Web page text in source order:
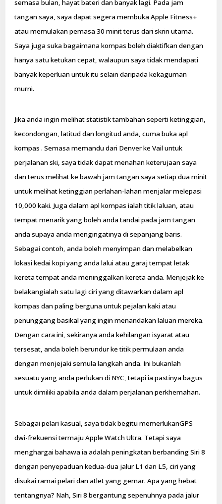
semasa bulan, hayat bateri dan banyak lagi. Pada jam
tangan saya, saya dapat segera membuka Apple Fitness+
atau memulakan pemasa 30 minit terus dari skrin utama.
Saya juga suka bagaimana kompas boleh diaktifkan dengan
hanya satu ketukan cepat, walaupun saya tidak mendapati
banyak keperluan untuk itu selain daripada kekaguman
murni.
Jika anda ingin melihat statistik tambahan seperti ketinggian,
kecondongan, latitud dan longitud anda, cuma buka apl
kompas . Semasa memandu dari Denver ke Vail untuk
perjalanan ski, saya tidak dapat menahan keterujaan saya
dan terus melihat ke bawah jam tangan saya setiap dua minit
untuk melihat ketinggian perlahan-lahan menjalar melepasi
10,000 kaki. Juga dalam apl kompas ialah titik laluan, atau
tempat menarik yang boleh anda tandai pada jam tangan
anda supaya anda mengingatinya di sepanjang baris.
Sebagai contoh, anda boleh menyimpan dan melabelkan
lokasi kedai kopi yang anda lalui atau garaj tempat letak
kereta tempat anda meninggalkan kereta anda. Menjejak ke
belakangialah satu lagi ciri yang ditawarkan dalam apl
kompas dan paling berguna untuk pejalan kaki atau
penunggang basikal yang ingin menandakan laluan mereka.
Dengan cara ini, sekiranya anda kehilangan isyarat atau
tersesat, anda boleh berundur ke titik permulaan anda
dengan menjejaki semula langkah anda. Ini bukanlah
sesuatu yang anda perlukan di NYC, tetapi ia pastinya bagus
untuk dimiliki apabila anda dalam perjalanan perkhemahan.
Sebagai pelari kasual, saya tidak begitu memerlukanGPS
dwi-frekuensi termaju Apple Watch Ultra. Tetapi saya
menghargai bahawa ia adalah peningkatan berbanding Siri 8
dengan penyepaduan kedua-dua jalur L1 dan L5, ciri yang
disukai ramai pelari dan atlet yang gemar. Apa yang hebat
tentangnya? Nah, Siri 8 bergantung sepenuhnya pada jalur